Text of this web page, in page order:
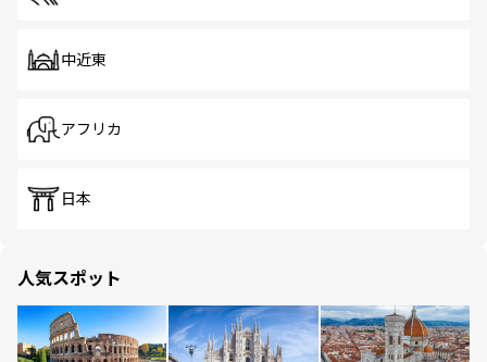
中近東
アフリカ
日本
人気スポット